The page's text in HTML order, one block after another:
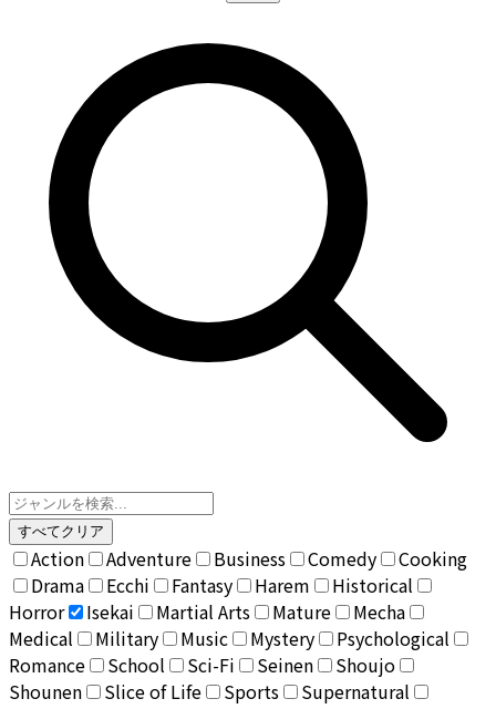
すべてクリア
Action Adventure Business Comedy
Cooking
Drama
Ecchi Fantasy Harem
Historical
Horror
Isekai Martial Arts Mature
Mecha
Medical
Military Music Mystery
Psychological
Romance
School Sci-Fi Seinen
Shoujo
Shounen
Slice of Life Sports
Supernatural